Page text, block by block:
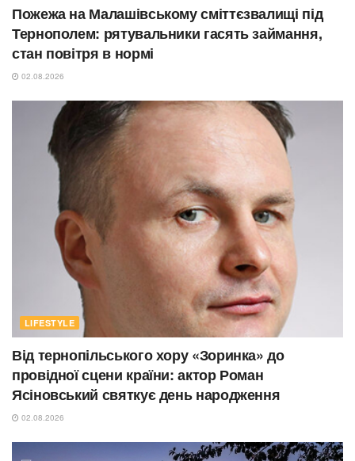
Пожежа на Малашівському сміттєзвалищі під
Тернополем: рятувальники гасять займання,
стан повітря в нормі
02.08.2026
LIFESTYLE
Від тернопільського хору «Зоринка» до
провідної сцени країни: актор Роман
Ясіновський святкує день народження
02.08.2026